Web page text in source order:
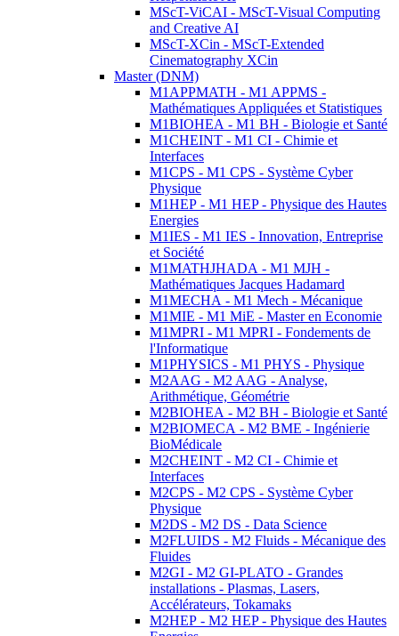
MScT-ViCAI - MScT-Visual Computing
and Creative AI
MScT-XCin - MScT-Extended
Cinematography XCin
Master (DNM)
M1APPMATH - M1 APPMS -
Mathématiques Appliquées et Statistiques
M1BIOHEA - M1 BH - Biologie et Santé
M1CHEINT - M1 CI - Chimie et
Interfaces
M1CPS - M1 CPS - Système Cyber
Physique
M1HEP - M1 HEP - Physique des Hautes
Energies
M1IES - M1 IES - Innovation, Entreprise
et Société
M1MATHJHADA - M1 MJH -
Mathématiques Jacques Hadamard
M1MECHA - M1 Mech - Mécanique
M1MIE - M1 MiE - Master en Economie
M1MPRI - M1 MPRI - Fondements de
l'Informatique
M1PHYSICS - M1 PHYS - Physique
M2AAG - M2 AAG - Analyse,
Arithmétique, Géométrie
M2BIOHEA - M2 BH - Biologie et Santé
M2BIOMECA - M2 BME - Ingénierie
BioMédicale
M2CHEINT - M2 CI - Chimie et
Interfaces
M2CPS - M2 CPS - Système Cyber
Physique
M2DS - M2 DS - Data Science
M2FLUIDS - M2 Fluids - Mécanique des
Fluides
M2GI - M2 GI-PLATO - Grandes
installations - Plasmas, Lasers,
Accélérateurs, Tokamaks
M2HEP - M2 HEP - Physique des Hautes